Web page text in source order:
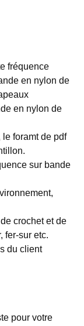
fréquence
en nylon de
en nylon de
le foramt de pdf
sur bande
crochet et de
fer-sur etc.
du client
pour votre